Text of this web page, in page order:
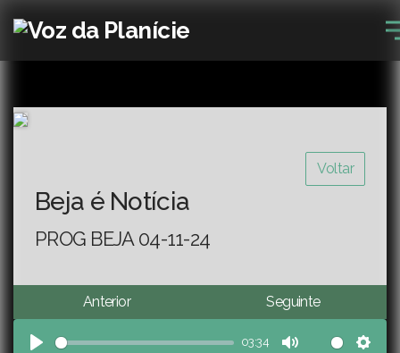
Voltar
Beja é Notícia
PROG BEJA 04-11-24
Anterior Seguinte
03:34